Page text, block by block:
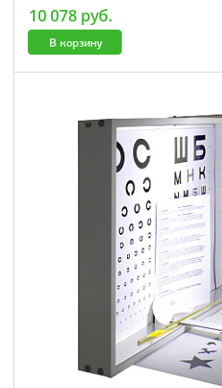
10 078 руб.
В корзину